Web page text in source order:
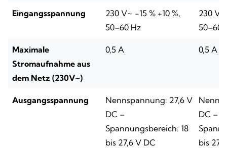
Eingangsspannung
230 V~ -15 % +10 %,
50–60 Hz
230 V~
50–60
Maximale
Stromaufnahme aus
dem Netz (230V~)
0,5 A 0,5 A
Ausgangsspannung
Nennspannung: 27,6 V
DC –
Spannungsbereich: 18
bis 27,6 V DC
DC –
bis